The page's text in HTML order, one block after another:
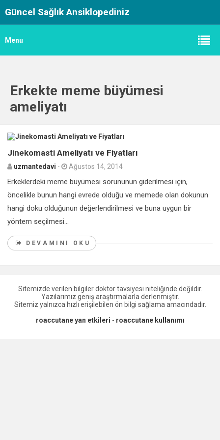
Güncel Sağlık Ansiklopediniz
Menu
Erkekte meme büyümesi
ameliyatı
Jinekomasti Ameliyatı ve Fiyatları
uzmantedavi - Ağustos 14, 2014
Erkeklerdeki meme büyümesi sorununun giderilmesi için,
öncelikle bunun hangi evrede olduğu ve memede olan dokunun
hangi doku olduğunun değerlendirilmesi ve buna uygun bir
yöntem seçilmesi...
DEVAMINI OKU
Sitemizde verilen bilgiler doktor tavsiyesi niteliğinde değildir.
Yazılarımız geniş araştırmalarla derlenmiştir.
Sitemiz yalnızca hızlı erişilebilen ön bilgi sağlama amacındadır.
roaccutane yan etkileri - roaccutane kullanımı